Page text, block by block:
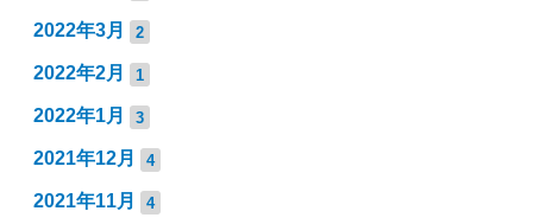
2022年3月 2
2022年2月 1
2022年1月 3
2021年12月 4
2021年11月 4